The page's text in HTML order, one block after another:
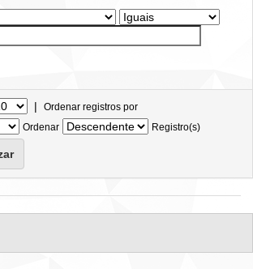
| Ordenar registros por
Ordenar
Registro(s)